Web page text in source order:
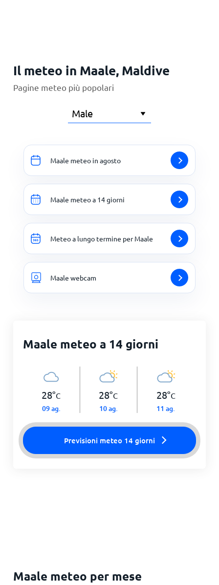
Il meteo in Maale, Maldive
Pagine meteo più popolari
Maale meteo in agosto
Maale meteo a 14 giorni
Meteo a lungo termine per Maale
Maale webcam
Maale meteo a 14 giorni
28°C
09 ag.
28°C
10 ag.
28°C
11 ag.
Previsioni meteo 14 giorni
Maale meteo per mese